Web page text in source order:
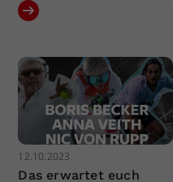
12.10.2023
Das erwartet euch